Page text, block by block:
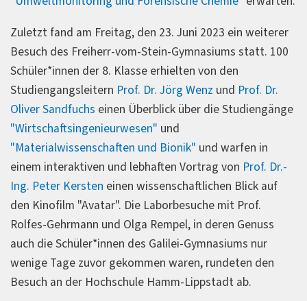
Zuletzt fand am Freitag, den 23. Juni 2023 ein weiterer
Besuch des Freiherr-vom-Stein-Gymnasiums statt. 100
Schüler*innen der 8. Klasse erhielten von den
Studiengangsleitern Prof. Dr. Jörg Wenz und Prof. Dr.
Oliver Sandfuchs einen Überblick über die Studiengänge
"Wirtschaftsingenieurwesen" und
"Materialwissenschaften und Bionik" und warfen in
einem interaktiven und lebhaften Vortrag von Prof. Dr.-
Ing. Peter Kersten einen wissenschaftlichen Blick auf
den Kinofilm "Avatar". Die Laborbesuche mit Prof.
Rolfes-Gehrmann und Olga Rempel, in deren Genuss
auch die Schüler*innen des Galilei-Gymnasiums nur
wenige Tage zuvor gekommen waren, rundeten den
Besuch an der Hochschule Hamm-Lippstadt ab.